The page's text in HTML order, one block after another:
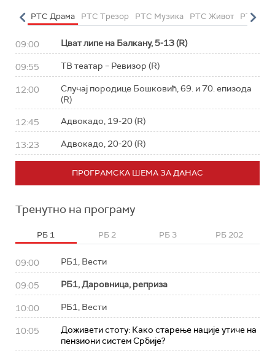
РТС Драма РТС Трезор РТС Музика РТС Живот РТС
09:00 Цват липе на Балкану, 5-13 (R)
09:55 ТВ театар – Ревизор (R)
12:00
Случај породице Бошковић, 69. и 70. епизода
(R)
12:45 Адвокадо, 19-20 (R)
13:23 Адвокадо, 20-20 (R)
ПРОГРАМСКА ШЕМА ЗА ДАНАС
Тренутно на програму
РБ 1 РБ 2 РБ 3 РБ 202
09:00 РБ1, Вести
09:05 РБ1, Даровница, реприза
10:00 РБ1, Вести
10:05
Доживети стоту: Како старење нације утиче на
пензиони систем Србије?